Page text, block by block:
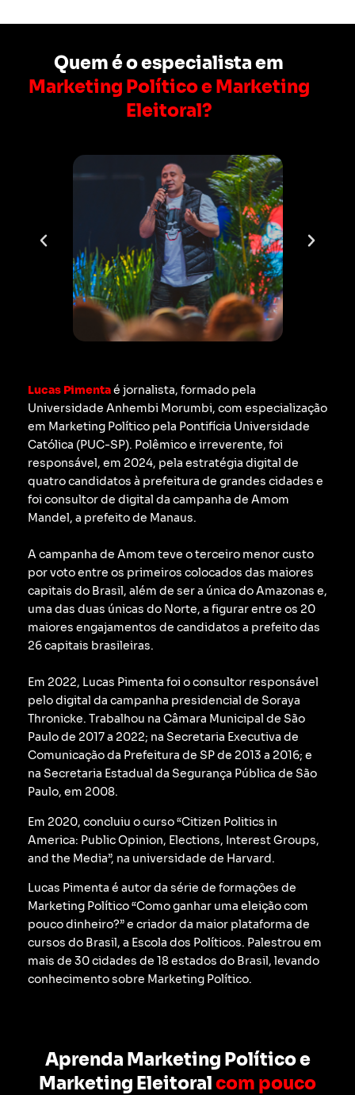
Quem é o especialista em
Marketing Político e Marketing
Eleitoral?
Lucas Pimentaé jornalista, formado pela
Universidade Anhembi Morumbi, com especialização
em Marketing Político pela Pontifícia Universidade
Católica (PUC-SP). Polêmico e irreverente, foi
responsável, em 2024, pela estratégia digital de
quatro candidatos à prefeitura de grandes cidades e
foi consultor de digital da campanha de Amom
Mandel, a prefeito de Manaus.
A campanha de Amom teve o terceiro menor custo
por voto entre os primeiros colocados das maiores
capitais do Brasil, além de ser a única do Amazonas e,
uma das duas únicas do Norte, a figurar entre os 20
maiores engajamentos de candidatos a prefeito das
26 capitais brasileiras.
Em 2022, Lucas Pimenta foi o consultor responsável
pelo digital da campanha presidencial de Soraya
Thronicke. Trabalhou na Câmara Municipal de São
Paulo de 2017 a 2022; na Secretaria Executiva de
Comunicação da Prefeitura de SP de 2013 a 2016; e
na Secretaria Estadual da Segurança Pública de São
Paulo, em 2008.
Em 2020, concluiu o curso “Citizen Politics in
America: Public Opinion, Elections, Interest Groups,
and the Media”, na universidade de Harvard.
Lucas Pimenta é autor da série de formações de
Marketing Político “Como ganhar uma eleição com
pouco dinheiro?” e criador da maior plataforma de
cursos do Brasil, a Escola dos Políticos. Palestrou em
mais de 30 cidades de 18 estados do Brasil, levando
conhecimento sobre Marketing Político.
Aprenda Marketing Político e
Marketing Eleitoralcom pouco